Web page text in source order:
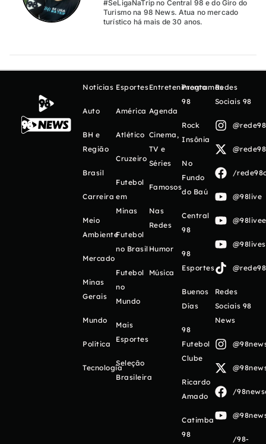
#SeLigaNaTrip no Central 98 e do Giro do
Turismo na 98 News. Atua no mercado
turístico há mais de 30 anos.
Notícias
Auto
BH e
Região
Brasil
Carreira
Meio
Ambiente
Mercado
Minas
Gerais
Mundo
Política
Tecnologia
Esportes
América
Atlético
Cruzeiro
Futebol
em
Minas
Futebol
no Brasil
Futebol
no
Mundo
Mais
Esportes
Seleção
Brasileira
Entretenimento
Agenda
Cinema,
TV e
Séries
Famosos
Nas
Redes
Humor
Música
Programas
98
Rock
Insônia
No
Fundo
do Baú
Central
98
98
Esportes
Buenos
Días
98
Futebol
Clube
Ricardo
Amado
Catimba
98
Redes
Sociais 98
/
@98live
Redes
Sociais 98
News
/
/98-